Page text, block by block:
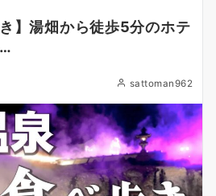
】湯畑から徒歩5分のホテ
sattoman962